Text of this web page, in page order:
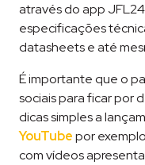
através do app
especificações
datasheets e até
É importante que o
sociais para ficar por
dicas simples a
YouTubepor
com vídeos